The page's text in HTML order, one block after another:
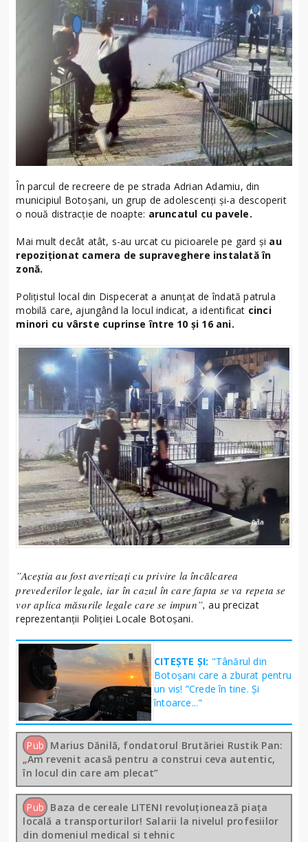
În parcul de recreere de pe strada Adrian Adamiu, din
municipiul Botoșani, un grup de adolescenți și-a descoperit
o nouă distracție de noapte: aruncatul cu pavele.
Mai mult decât atât, s-au urcat cu picioarele pe gard și au
repoziționat camera de supraveghere instalată în
zonă.
Polițistul local din Dispecerat a anunțat de îndată patrula
mobilă care, ajungând la locul indicat, a identificat cinci
minori cu vârste cuprinse între 10 și 16 ani.
”Aceștia au fost avertizați cu privire la încălcarea
prevederilor legale, iar în cazul în care fapta se va repeta se
vor aplica măsurile legale care se impun”, au precizat
reprezentanții Poliției Locale Botoșani.
CITEȘTE ȘI: "Tânărul din
Botoșani care a zburat pentru
un vis! ”Crede în tine. Și
întoarce..."
Pub Marius Dănilă, fondatorul Brutăriei Rustik Pan:
„Am revenit acasă pentru a construi ceva autentic,
în locul din care am plecat”
Pub Baza de cereale LITENI revoluționează piața
locală a transporturilor! Salarii la nivelul profesiilor
din domeniul medical si tehnic